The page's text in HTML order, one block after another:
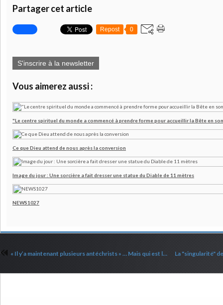
Partager cet article
Repost 0
S'inscrire à la newsletter
Vous aimerez aussi :
"Le centre spirituel du monde a commencé à prendre forme pour accueillir la Bête en
Ce que Dieu attend de nous après la conversion
Image du jour : Une sorcière a fait dresser une statue du Diable de 11 mètres
NEWS1027
« Il y’a maintenant plusieurs antéchrists » … Mais qui est le principal Antéchrist ? (Partie 1)